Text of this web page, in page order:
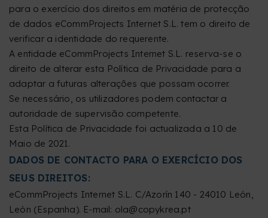
para o exercício dos direitos em matéria de protecção
de dados eCommProjects Internet S.L. tem o direito de
verificar a identidade do requerente.
A entidade eCommProjects Internet S.L. reserva-se o
direito de alterar esta Política de Privacidade para a
adaptar a futuras alterações que possam ocorrer.
Se necessário, os utilizadores podem contactar a
autoridade de supervisão competente.
Esta Política de Privacidade foi actualizada a 10 de
Maio de 2021.
DADOS DE CONTACTO PARA O EXERCÍCIO DOS
SEUS DIREITOS:
eCommProjects Internet S.L. C/Azorín 140 - 24010 León,
León (Espanha). E-mail: ola@copykrea.pt